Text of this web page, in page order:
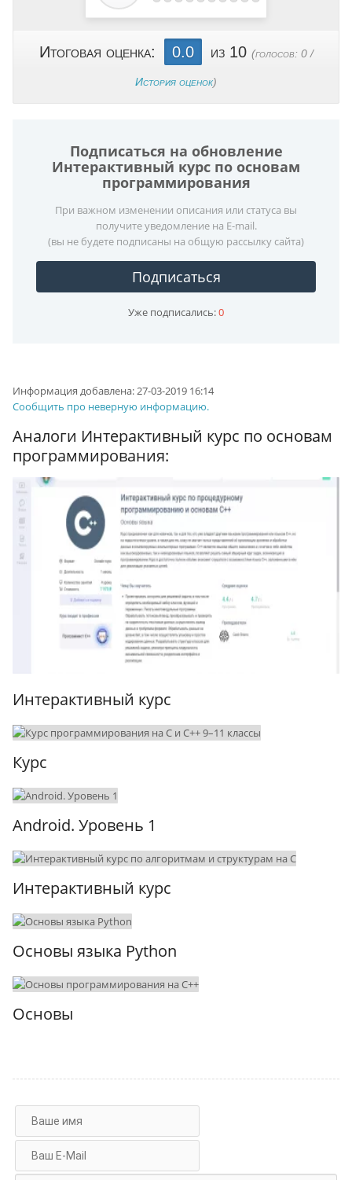
Итоговая оценка: 0.0 из 10 (голосов: 0/
История оценок)
Подписаться на обновление
Интерактивный курс по основам
программирования
При важном изменении описания или статуса вы
получите уведомление на E-mail.
(вы не будете подписаны на общую рассылку сайта)
Подписаться
Уже подписались:0
Информация добавлена:27-03-2019 16:14
Сообщить про неверную информацию.
Аналоги Интерактивный курс по основам
программирования:
Интерактивный курс
Курс
Android. Уровень 1
Интерактивный курс
Основы языка Python
Основы